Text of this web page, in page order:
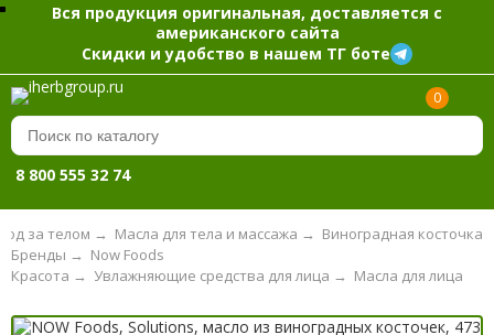
Вся продукция оригинальная, доставляется с
американского сайта
Скидки и удобство в нашем ТГ боте
0
8 800 555 32 74
за телом → Масла для тела и массажа → Виноградная косточка
Now Foods
Бренды →
Масла для лица
Увлажняющие средства для лица →
Красота →